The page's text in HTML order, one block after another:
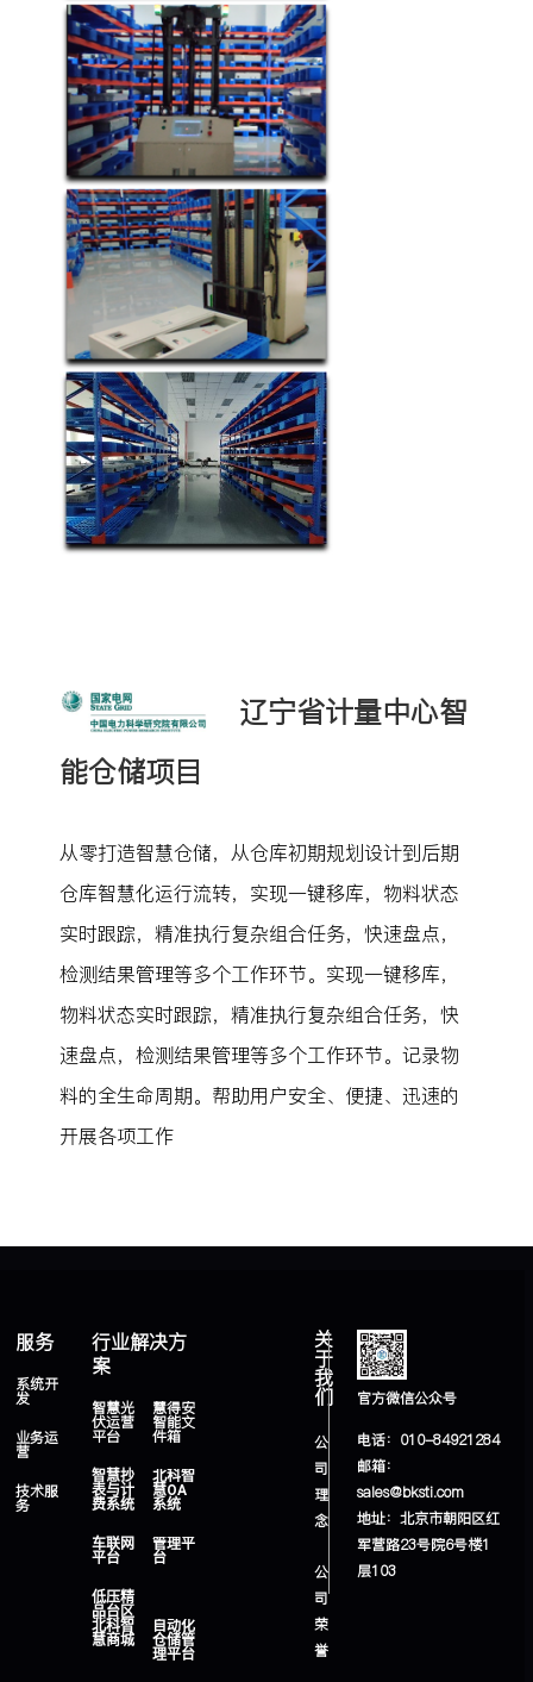
辽宁省计量中心智
能仓储项目
从零打造智慧仓储，从仓库初期规划设计到后期
仓库智慧化运行流转，实现一键移库，物料状态
实时跟踪，精准执行复杂组合任务，快速盘点，
检测结果管理等多个工作环节。实现一键移库，
物料状态实时跟踪，精准执行复杂组合任务，快
速盘点，检测结果管理等多个工作环节。记录物
料的全生命周期。帮助用户安全、便捷、迅速的
开展各项工作
服务
系统开
发
业务运
营
技术服
务
行业解决方
案
智慧光
伏运营
平台
慧得安
智能文
件箱
智慧抄
表与计
费系统
北科智
慧OA
系统
车联网
平台
低压精
品台区
管理平
台
北科智
慧商城
自动化
仓储管
理平台
关
于
我
们
公
司
理
念
公
司
荣
誉
官方微信公众号
电话：010-84921284
邮箱：
sales@bksti.com
地址：北京市朝阳区红
军营路23号院6号楼1
层103